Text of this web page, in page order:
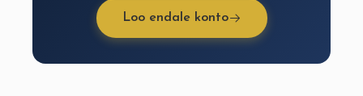
Loo endale konto